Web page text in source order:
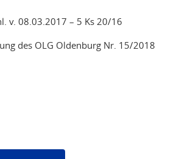
v. 08.03.2017 – 5 Ks 20/16
des OLG Oldenburg Nr. 15/2018